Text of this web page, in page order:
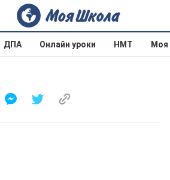
ДПА Онлайн уроки НМТ Моя